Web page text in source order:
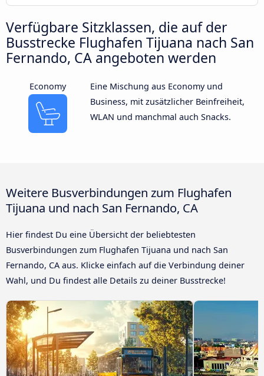
Verfügbare Sitzklassen, die auf der
Busstrecke Flughafen Tijuana nach San
Fernando, CA angeboten werden
Economy
Eine Mischung aus Economy und
Business, mit zusätzlicher Beinfreiheit,
WLAN und manchmal auch Snacks.
Weitere Busverbindungen zum Flughafen
Tijuana und nach San Fernando, CA
Hier findest Du eine Übersicht der beliebtesten
Busverbindungen zum Flughafen Tijuana und nach San
Fernando, CA aus. Klicke einfach auf die Verbindung deiner
Wahl, und Du findest alle Details zu deiner Busstrecke!